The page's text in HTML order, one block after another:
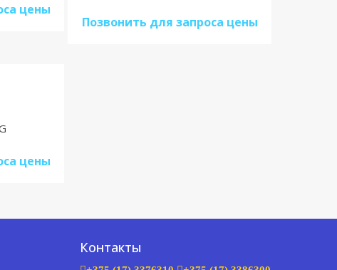
цены
Позвонить для запроса цены
цены
Контакты